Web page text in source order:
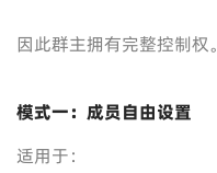
因此群主拥有完整控制权。
模式一：成员自由设置
适用于：